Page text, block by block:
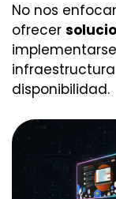
No nos
ofrecer
disponibilidad.